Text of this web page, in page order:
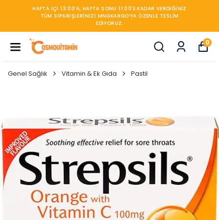
450TL ÜZERİ KARGO BEDAVA
0
Genel Sağlık Vitamin & Ek Gıda Pastil